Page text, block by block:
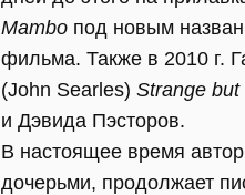
Mambo под новым
фильма. Также в 2010 г.
(John Searles) Strange but
и Дэвида Пэсторов.
В настоящее время
дочерьми, продолжает